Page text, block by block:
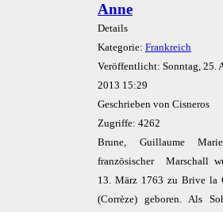
Anne
Details
Kategorie: Frankreich
Veröffentlicht: Sonntag, 25.
2013 15:29
Geschrieben von Cisneros
Zugriffe: 4262
Brune, Guillaume
französischer Marschall
13. März 1763 zu Brive la
(Corrèze) geboren. Als